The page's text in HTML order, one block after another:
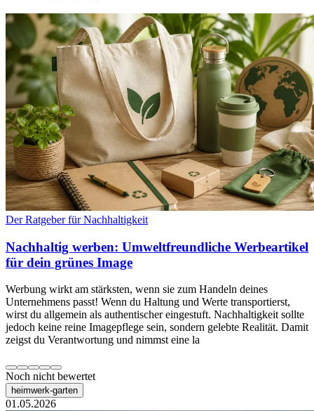
Der Ratgeber für Nachhaltigkeit
Nachhaltig werben: Umweltfreundliche Werbeartikel
für dein grünes Image
Werbung wirkt am stärksten, wenn sie zum Handeln deines
Unternehmens passt! Wenn du Haltung und Werte transportierst,
wirst du allgemein als authentischer eingestuft. Nachhaltigkeit sollte
jedoch keine reine Imagepflege sein, sondern gelebte Realität. Damit
zeigst du Verantwortung und nimmst eine la
Noch nicht bewertet
heimwerk-garten
01.05.2026